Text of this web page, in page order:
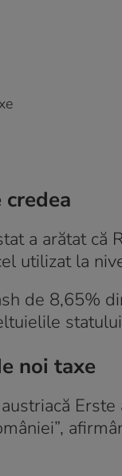
a arătat
utilizat la
de 8,65%
noi taxe